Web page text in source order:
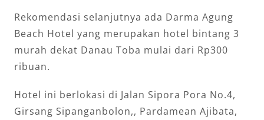
Rekomendasi selanjutnya ada Darma Agung
Beach Hotel yang merupakan hotel bintang 3
murah dekat Danau Toba mulai dari Rp300
ribuan.
Hotel ini berlokasi di Jalan Sipora Pora No.4,
Girsang Sipanganbolon,, Pardamean Ajibata,